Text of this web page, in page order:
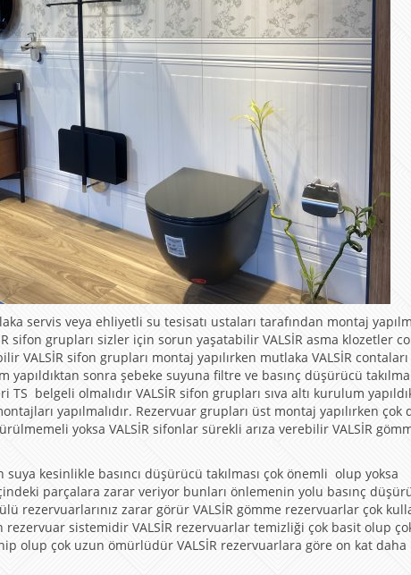
servis veya ehliyetli su tesisatı ustaları tarafından montaj
sifon grupları sizler için sorun yaşatabilir VALSİR asma klozetler
VALSİR sifon grupları montaj yapılırken mutlaka VALSİR contaları
yapıldıktan sonra şebeke suyuna filtre ve basınç düşürücü
belgeli olmalıdır VALSİR sifon grupları sıva altı kurulum
yapılmalıdır. Rezervuar grupları üst montaj yapılırken çok
yoksa VALSİR sifonlar sürekli arıza verebilir VALSİR
kesinlikle basıncı düşürücü takılması çok önemli olup yoksa
parçalara zarar veriyor bunları önlemenin yolu basınç
rezervuarlarınız zarar görür VALSİR gömme rezervuarlar çok
sistemidir VALSİR rezervuarlar temizliği çok basit olup
olup çok uzun ömürlüdür VALSİR rezervuarlara göre on kat daha